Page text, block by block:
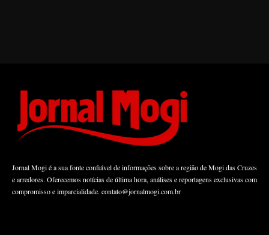
Jornal Mogi é a sua fonte confiável de informações sobre a região de Mogi das Cruzes
e arredores. Oferecemos notícias de última hora, análises e reportagens exclusivas com
compromisso e imparcialidade. contato@jornalmogi.com.br